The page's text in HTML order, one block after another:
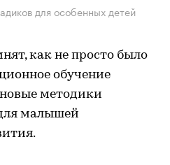
для особенных детей
как не просто было
обучение
методики
малышей